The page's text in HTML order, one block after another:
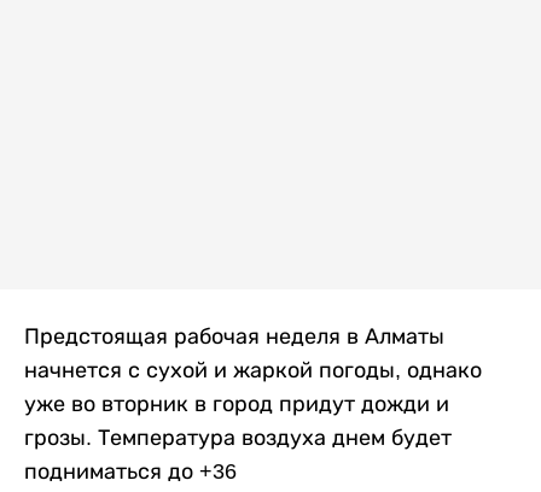
Предстоящая рабочая неделя в Алматы
начнется с сухой и жаркой погоды, однако
уже во вторник в город придут дожди и
грозы. Температура воздуха днем будет
подниматься до +36